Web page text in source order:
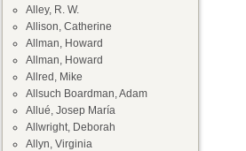
Alley, R. W.
Allison, Catherine
Allman, Howard
Allman, Howard
Allred, Mike
Allsuch Boardman, Adam
Allué, Josep María
Allwright, Deborah
Allyn, Virginia